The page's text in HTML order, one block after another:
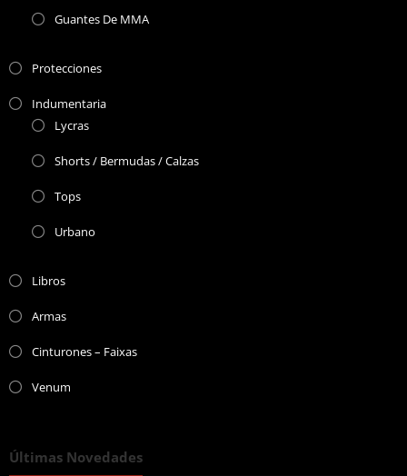
Guantes De MMA
Protecciones
Indumentaria
Lycras
Shorts / Bermudas / Calzas
Tops
Urbano
Libros
Armas
Cinturones – Faixas
Venum
Últimas Novedades